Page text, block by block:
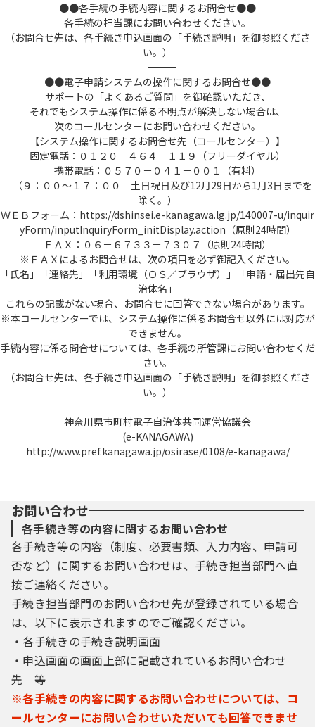
●●各手続の手続内容に関するお問合せ●●
各手続の担当課にお問い合わせください。
（お問合せ先は、各手続き申込画面の「手続き説明」を御参照くださ
い。）
――――――――――――――――――――――――――――――――――――――――――――――――――
●●電子申請システムの操作に関するお問合せ●●
サポートの「よくあるご質問」を御確認いただき、
それでもシステム操作に係る不明点が解決しない場合は、
次のコールセンターにお問い合わせください。
【システム操作に関するお問合せ先（コールセンター）】
固定電話：０１２０－４６４－１１９（フリーダイヤル）
携帯電話：０５７０－０４１－００１（有料）
（９：００～１７：００ 土日祝日及び12月29日から1月3日までを
除く。）
ＷＥＢフォーム：https://dshinsei.e-kanagawa.lg.jp/140007-u/inquir
yForm/inputInquiryForm_initDisplay.action（原則24時間）
ＦＡＸ：０６－６７３３－７３０７（原則24時間）
※ＦＡＸによるお問合せは、次の項目を必ず御記入ください。
「氏名」「連絡先」「利用環境（ＯＳ／ブラウザ）」「申請・届出先自
治体名」
これらの記載がない場合、お問合せに回答できない場合があります。
※本コールセンターでは、システム操作に係るお問合せ以外には対応が
できません。
手続内容に係る問合せについては、各手続の所管課にお問い合わせくだ
さい。
（お問合せ先は、各手続き申込画面の「手続き説明」を御参照くださ
い。）
――――――――――――――――――――――――――――――――――――――――――――――――――
神奈川県市町村電子自治体共同運営協議会
(e-KANAGAWA)
http://www.pref.kanagawa.jp/osirase/0108/e-kanagawa/
お問い合わせ
各手続き等の内容に関するお問い合わせ
各手続き等の内容（制度、必要書類、入力内容、申請可
否など）に関するお問い合わせは、手続き担当部門へ直
接ご連絡ください。
手続き担当部門のお問い合わせ先が登録されている場合
は、以下に表示されますのでご確認ください。
・各手続きの手続き説明画面
・申込画面の画面上部に記載されているお問い合わせ
先 等
※各手続きの内容に関するお問い合わせについては、コ
ールセンターにお問い合わせいただいても回答できませ